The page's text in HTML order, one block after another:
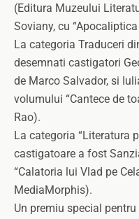
(Editura Muzeului
Soviany, cu
La categoria Traduceri
desemnati castigatori
de Marco Salvador, si
volumului “Cantece de
Rao).
La categoria “Literatura
castigatoare a fost
“Calatoria lui Vlad pe
MediaMorphis).
Un premiu special